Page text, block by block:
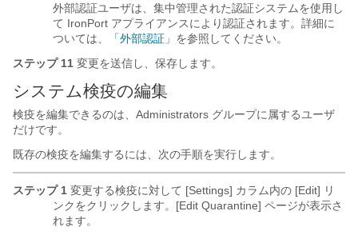
外部認証ユーザは、集中管理された認証システムを使用し
て IronPort アプライアンスにより認証されます。詳細に
ついては、
「外部認証」 を参照してください。
ステップ 11 変更を送信し、保存します。
システム検疫の編集
検疫を編集できるのは、Administrators グループに属するユーザ
だけです。
既存の検疫を編集するには、次の手順を実行します。
ステップ 1 変更する検疫に対して [Settings] カラム内の [Edit] リ
ンクをクリックします。[Edit Quarantine] ページが表示さ
れます。